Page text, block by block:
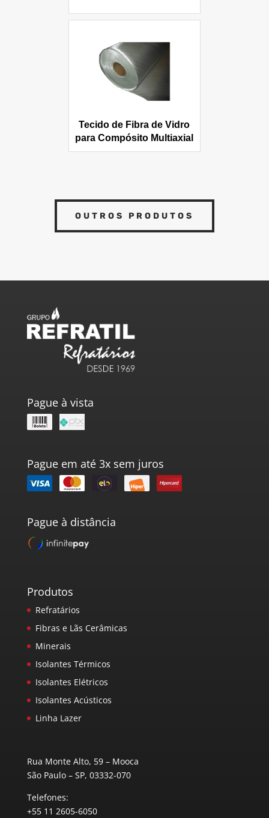
Tecido de Fibra de Vidro
para Compósito Multiaxial
OUTROS PRODUTOS
Pague à vista
Pague em até 3x sem juros
Pague à distância
Produtos
Refratários
Fibras e Lãs Cerâmicas
Minerais
Isolantes Térmicos
Isolantes Elétricos
Isolantes Acústicos
Linha Lazer
Rua Monte Alto, 59 – Mooca
São Paulo – SP, 03332-070
Telefones:
+55 11 2605-6050